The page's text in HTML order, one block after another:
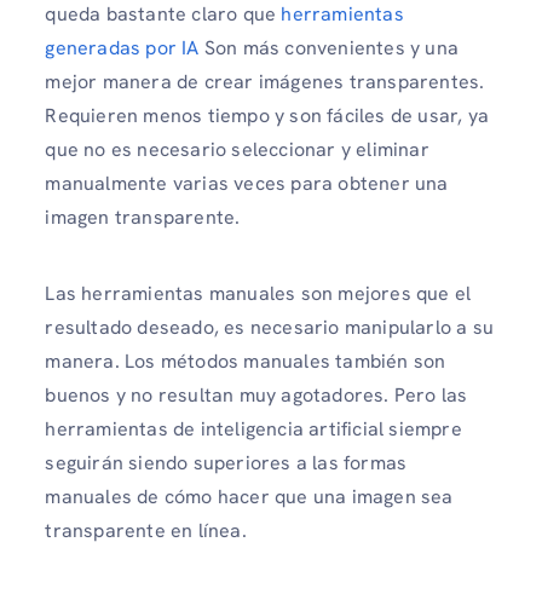
queda bastante claro que herramientas
generadas por IA Son más convenientes y una
mejor manera de crear imágenes transparentes.
Requieren menos tiempo y son fáciles de usar, ya
que no es necesario seleccionar y eliminar
manualmente varias veces para obtener una
imagen transparente.
Las herramientas manuales son mejores que el
resultado deseado, es necesario manipularlo a su
manera. Los métodos manuales también son
buenos y no resultan muy agotadores. Pero las
herramientas de inteligencia artificial siempre
seguirán siendo superiores a las formas
manuales de cómo hacer que una imagen sea
transparente en línea.